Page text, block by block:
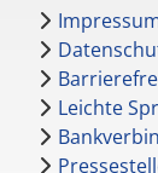
Leichte